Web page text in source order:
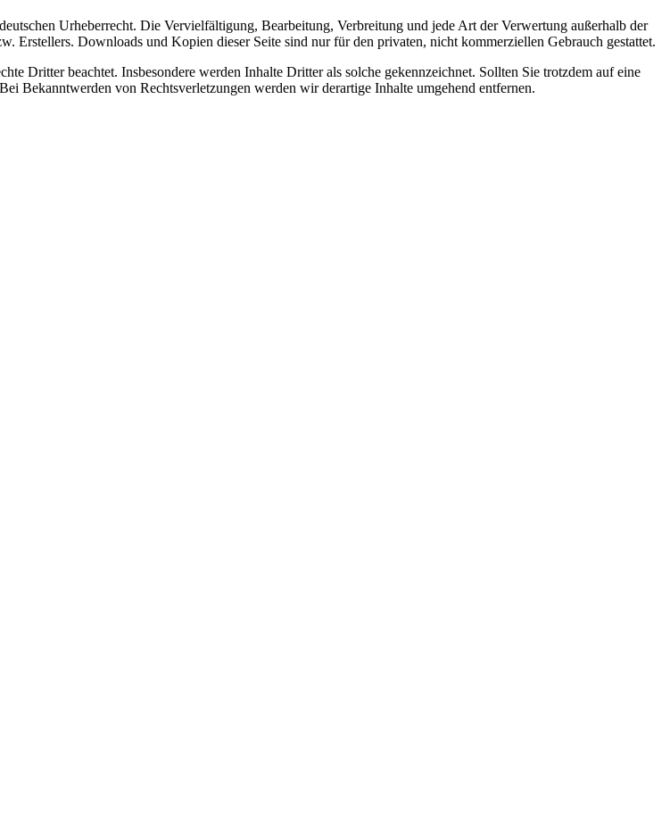
Urheberrecht. Die Vervielfältigung, Bearbeitung, Verbreitung und jede Art der Verwertung außerhalb der
Erstellers. Downloads und Kopien dieser Seite sind nur für den privaten, nicht kommerziellen Gebrauch gestattet.
Dritter beachtet. Insbesondere werden Inhalte Dritter als solche gekennzeichnet. Sollten Sie trotzdem auf eine
Bekanntwerden von Rechtsverletzungen werden wir derartige Inhalte umgehend entfernen.